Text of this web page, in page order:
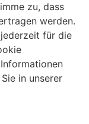
zu, dass
werden.
für die
in unserer